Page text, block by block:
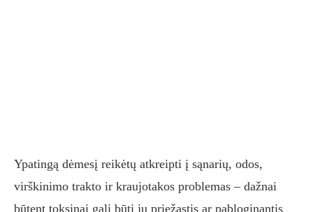
Ypatingą dėmesį reikėtų atkreipti į sąnarių, odos,
virškinimo trakto ir kraujotakos problemas – dažnai
būtent toksinai gali būti jų priežastis ar pabloginantis